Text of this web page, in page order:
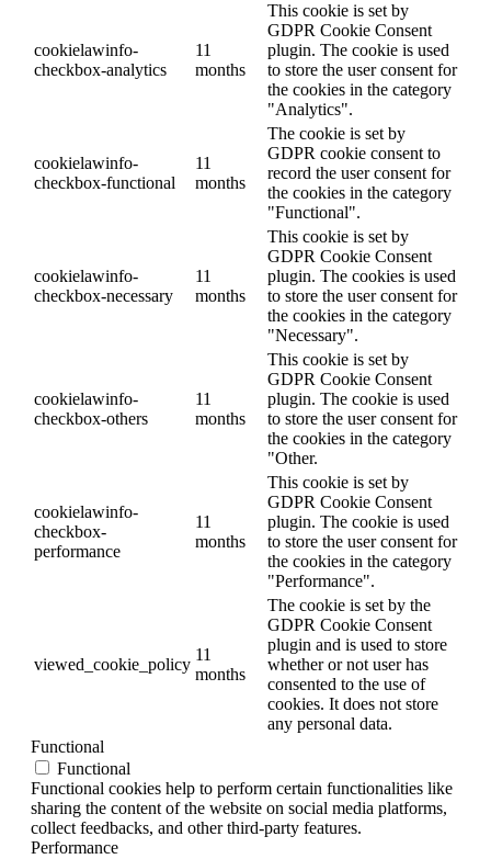
cookielawinfo-
checkbox-analytics
11
months
This cookie is set by
GDPR Cookie Consent
plugin. The cookie is used
to store the user consent for
the cookies in the category
"Analytics".
cookielawinfo-
checkbox-functional
11
months
The cookie is set by
GDPR cookie consent to
record the user consent for
the cookies in the category
"Functional".
cookielawinfo-
checkbox-necessary
11
months
This cookie is set by
GDPR Cookie Consent
plugin. The cookies is used
to store the user consent for
the cookies in the category
"Necessary".
cookielawinfo-
checkbox-others
11
months
This cookie is set by
GDPR Cookie Consent
plugin. The cookie is used
to store the user consent for
the cookies in the category
"Other.
cookielawinfo-
checkbox-
performance
11
months
This cookie is set by
GDPR Cookie Consent
plugin. The cookie is used
to store the user consent for
the cookies in the category
"Performance".
viewed_cookie_policy
11
months
The cookie is set by the
GDPR Cookie Consent
plugin and is used to store
whether or not user has
consented to the use of
cookies. It does not store
any personal data.
Functional
Functional
Functional cookies help to perform certain functionalities like
sharing the content of the website on social media platforms,
collect feedbacks, and other third-party features.
Performance